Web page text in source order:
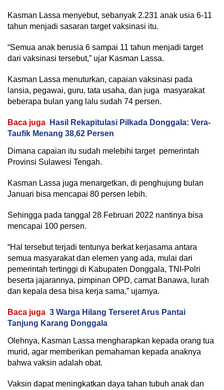
Kasman Lassa menyebut, sebanyak 2.231 anak usia 6-11
tahun menjadi sasaran target vaksinasi itu.
“Semua anak berusia 6 sampai 11 tahun menjadi target
dari vaksinasi tersebut,” ujar Kasman Lassa.
Kasman Lassa menuturkan, capaian vaksinasi pada
lansia, pegawai, guru, tata usaha, dan juga masyarakat
beberapa bulan yang lalu sudah 74 persen.
Baca juga
Hasil Rekapitulasi Pilkada Donggala: Vera-
Taufik Menang 38,62 Persen
Dimana capaian itu sudah melebihi target pemerintah
Provinsi Sulawesi Tengah.
Kasman Lassa juga menargetkan, di penghujung bulan
Januari bisa mencapai 80 persen lebih.
Sehingga pada tanggal 28 Februari 2022 nantinya bisa
mencapai 100 persen.
“Hal tersebut terjadi tentunya berkat kerjasama antara
semua masyarakat dan elemen yang ada, mulai dari
pemerintah tertinggi di Kabupaten Donggala, TNI-Polri
beserta jajarannya, pimpinan OPD, camat Banawa, lurah
dan kepala desa bisa kerja sama,” ujarnya.
Baca juga 3 Warga Hilang Terseret Arus Pantai
Tanjung Karang Donggala
Olehnya, Kasman Lassa mengharapkan kepada orang tua
murid, agar memberikan pemahaman kepada anaknya
bahwa vaksin adalah obat.
Vaksin dapat meningkatkan daya tahan tubuh anak dan